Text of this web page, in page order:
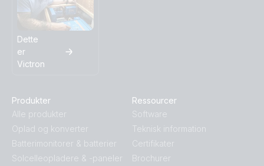
Dette
er
Victron
Produkter
Alle produkter
Oplad og konverter
Batterimonitorer & batterier
Solcelleopladere & -paneler
Ressourcer
Software
Teknisk information
Certifikater
Brochurer